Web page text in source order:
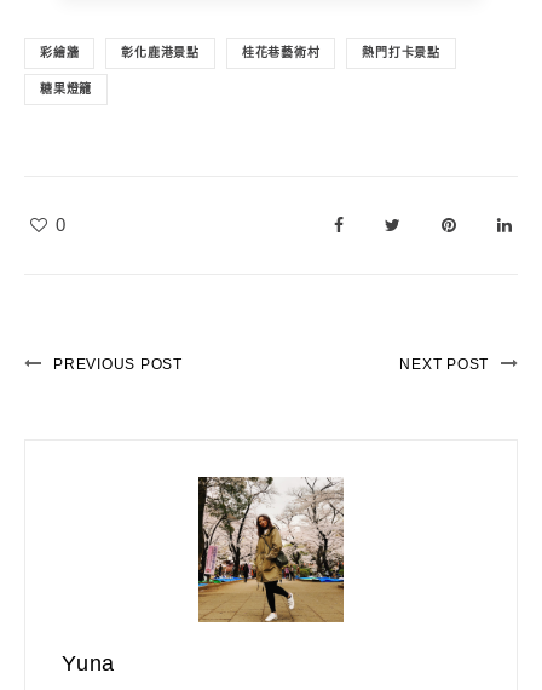
彩繪牆 彰化鹿港景點 桂花巷藝術村 熱門打卡景點
糖果燈籠
0
PREVIOUS POST NEXT POST
Yuna